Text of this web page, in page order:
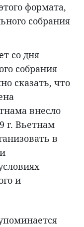
формата,
собрания
со дня
собрания
сказать, что
внесло
г. Вьетнам
в
и